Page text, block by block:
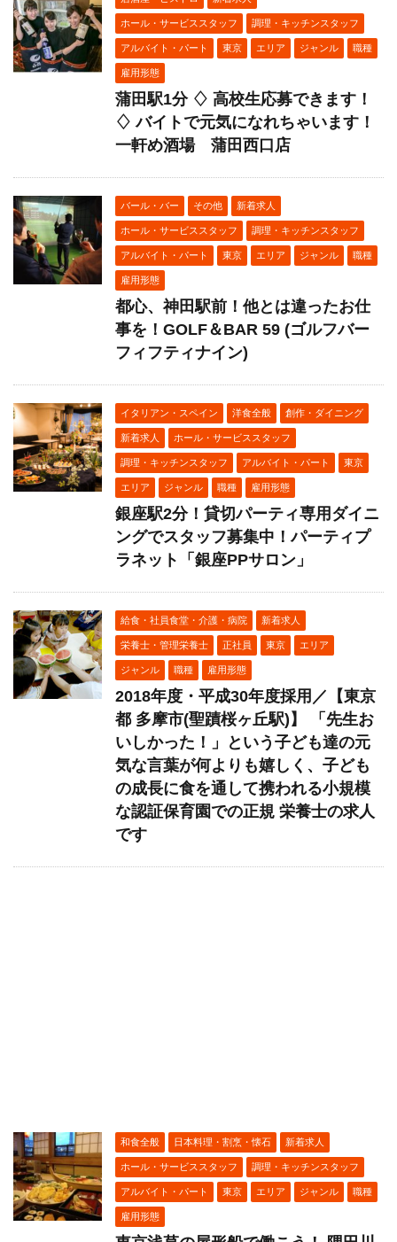
ホール・サービススタッフ 調理・キッチンスタッフ
アルバイト・パート 東京 エリア ジャンル 職種
雇用形態
蒲田駅1分 ♢ 高校生応募できます！
♢ バイトで元気になれちゃいます！
一軒め酒場 蒲田西口店
バール・バー その他 新着求人
ホール・サービススタッフ 調理・キッチンスタッフ
アルバイト・パート 東京 エリア ジャンル 職種
雇用形態
都心、神田駅前！他とは違ったお仕
事を！GOLF＆BAR 59 (ゴルフバー
フィフティナイン)
イタリアン・スペイン 洋食全般 創作・ダイニング
新着求人 ホール・サービススタッフ
調理・キッチンスタッフ アルバイト・パート 東京
エリア ジャンル 職種 雇用形態
銀座駅2分！貸切パーティ専用ダイニ
ングでスタッフ募集中！パーティプ
ラネット「銀座PPサロン」
給食・社員食堂・介護・病院 新着求人
栄養士・管理栄養士 正社員 東京 エリア
ジャンル 職種 雇用形態
2018年度・平成30年度採用／【東京
都 多摩市(聖蹟桜ヶ丘駅)】 「先生お
いしかった！」という子ども達の元
気な言葉が何よりも嬉しく、子ども
の成長に食を通して携われる小規模
な認証保育園での正規 栄養士の求人
です
和食全般 日本料理・割烹・懐石 新着求人
ホール・サービススタッフ 調理・キッチンスタッフ
アルバイト・パート 東京 エリア ジャンル 職種
雇用形態